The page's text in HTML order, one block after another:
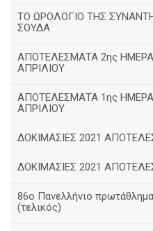
ΤΟ ΩΡΟΛΟΓΙΟ ΤΗΣ
ΣΟΥΔΑ
ΑΠΟΤΕΛΕΣΜΑΤΑ 2ης
ΑΠΡΙΛΙΟΥ
ΑΠΟΤΕΛΕΣΜΑΤΑ 1ης
ΑΠΡΙΛΙΟΥ
ΔΟΚΙΜΑΣΙΕΣ 2021
ΔΟΚΙΜΑΣΙΕΣ 2021
86ο Πανελλήνιο
(τελικός)